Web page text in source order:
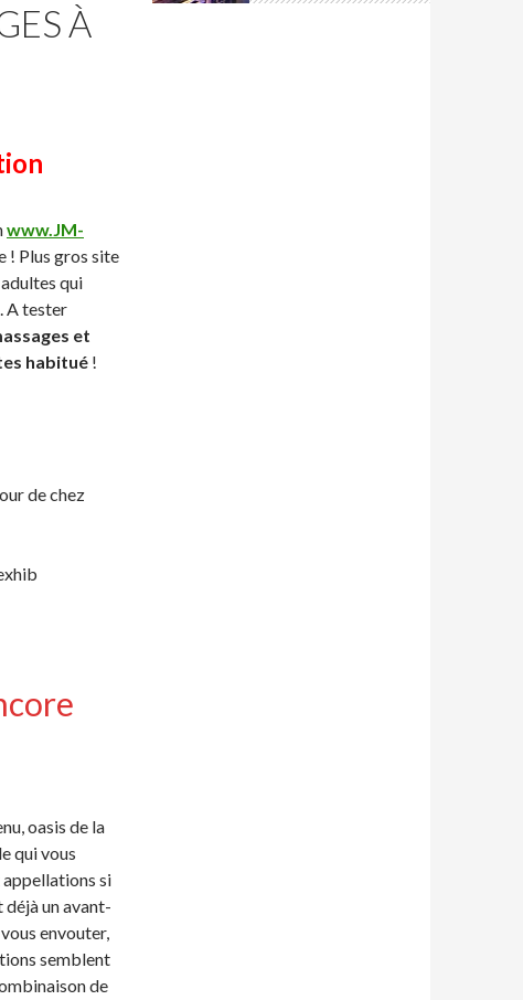
À
www.JM-
! Plus gros site
qui
. A tester
et
habitué !
de chez
oasis de la
qui vous
si
déjà un avant-
envouter,
semblent
de